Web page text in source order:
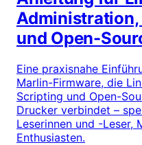
und Open-
Eine praxisnahe
Marlin-Firmware, die
Scripting und Open-
Drucker verbindet –
Leserinnen und -Leser,
Enthusiasten.